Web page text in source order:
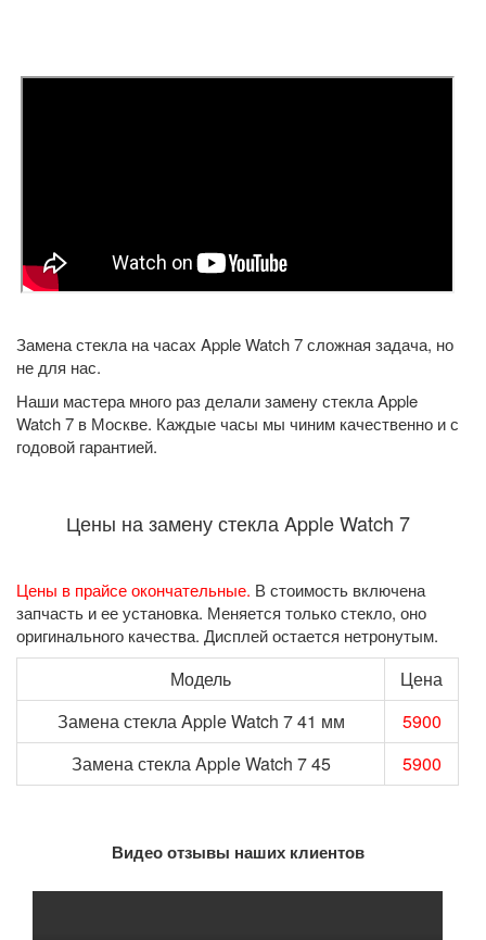
Замена стекла на часах Apple Watch 7 сложная задача, но
не для нас.
Наши мастера много раз делали замену стекла Apple
Watch 7 в Москве. Каждые часы мы чиним качественно и с
годовой гарантией.
Цены на замену стекла Apple Watch 7
Цены в прайсе окончательные. В стоимость включена
запчасть и ее установка. Меняется только стекло, оно
оригинального качества. Дисплей остается нетронутым.
Модель
Цена
Замена стекла Apple Watch 7 41 мм
5900
Замена стекла Apple Watch 7 45
5900
Видео отзывы наших клиентов